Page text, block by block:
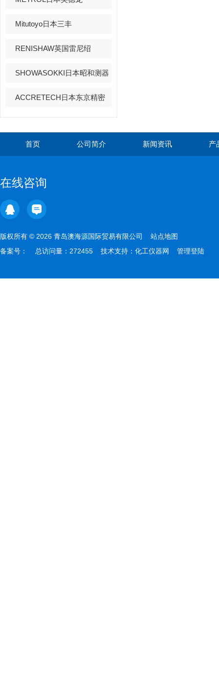
Mitutoyo日本三丰
RENISHAW英国雷尼绍
SHOWASOKKI日本昭和测器
ACCRETECH日本东京精密
首页 公司简介 新闻资讯 产
在线咨询
版权所有 © 2026 青岛澳海源国际贸易有限公司 站点地图
备案号：
总访问量：272455 技术支持： 化工仪器网 管理登陆